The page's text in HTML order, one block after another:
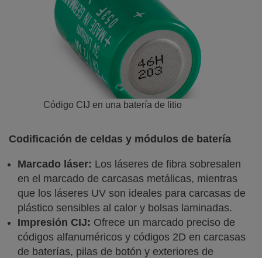
Código CIJ en una batería de litio
Codificación de celdas y módulos de batería
Marcado láser: Los láseres de fibra sobresalen
en el marcado de carcasas metálicas, mientras
que los láseres UV son ideales para carcasas de
plástico sensibles al calor y bolsas laminadas.
Impresión CIJ: Ofrece un marcado preciso de
códigos alfanuméricos y códigos 2D en carcasas
de baterías, pilas de botón y exteriores de